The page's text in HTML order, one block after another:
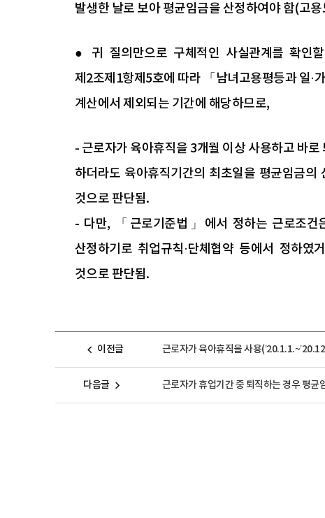
발생한 날로 보아 평균임금을 산정하여야 함(고
● 귀 질의만으로 구체적인 사실관계를 확인
제2조제1항제5호에 따라 「남녀고용평등과 일·
계산에서 제외되는 기간에 해당하므로,
- 근로자가 육아휴직을 3개월 이상 사용하고 바
하더라도 육아휴직기간의 최초일을 평균임금
것으로 판단됨.
- 다만, 「근로기준법」에서 정하는 근로조건
산정하기로 취업규칙·단체협약 등에서 정하
것으로 판단됨.
이전글 근로자가 육아휴직을 사용
다음글 근로자가 휴업기간 중 퇴직하는 경우 평균